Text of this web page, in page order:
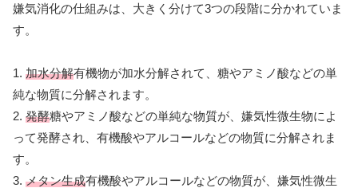
嫌気消化の仕組みは、大きく分けて3つの段階に分かれていま
す。
1. 加水分解有機物が加水分解されて、糖やアミノ酸などの単
純な物質に分解されます。
2. 発酵糖やアミノ酸などの単純な物質が、嫌気性微生物によ
って発酵され、有機酸やアルコールなどの物質に分解されま
す。
3. メタン生成有機酸やアルコールなどの物質が、嫌気性微生